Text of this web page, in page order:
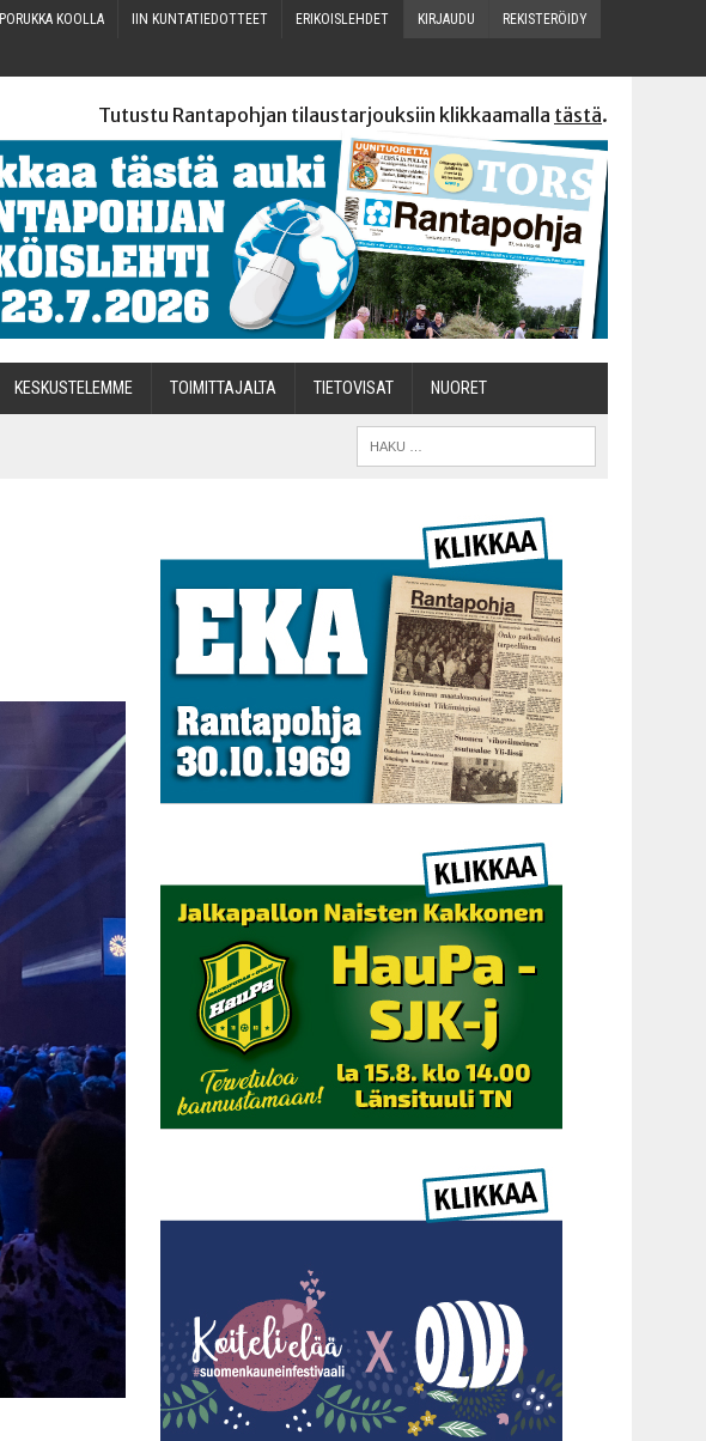
PORUK­KA KOOLLA IIN KUN­TA­TIE­DOT­TEET ERI­KOIS­LEH­DET KIR­JAU­DU REKIS­TE­RÖI­DY
Tutustu Rantapohjan tilaustarjouksiin klikkaamalla tästä.
KES­KUS­TE­LEM­ME TOI­MIT­TA­JAL­TA TIETOVISAT NUO­RET